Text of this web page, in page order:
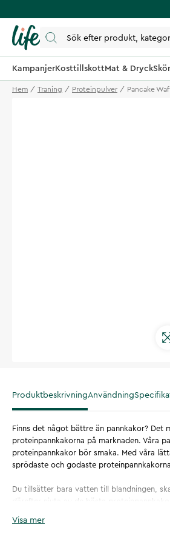
KampanjerKosttillskottMat & Dryck
Hem Traning Proteinpulver Pancake
ProduktbeskrivningAnvändning
Finns det något bättre än pannkakor? Det
proteinpannkakorna på marknaden. Våra
proteinpannkakor bör smaka. Med våra
sprödaste och godaste
Du tillsätter bara vatten till blandningen,
därefter njuta av de bästa
delikata Chocolate Chip utgåva, som är
Visa mer